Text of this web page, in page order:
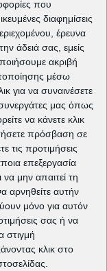
που
διαφημίσεις
έρευνα
άδειά σας, εμείς
ακριβή
μέσω
για να συναινέσετε
μας όπως
να κάνετε κλικ
πρόσβαση σε
τις προτιμήσεις
επεξεργασία
μην απαιτεί τη
αρνηθείτε αυτήν
μόνο για αυτόν
σας ή να
στιγμή
κλικ στο
αυτά